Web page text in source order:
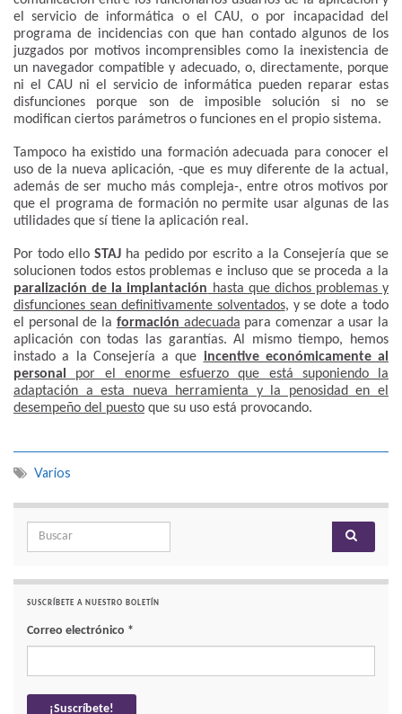
el servicio de informática o el CAU, o por incapacidad del
programa de incidencias con que han contado algunos de los
juzgados por motivos incomprensibles como la inexistencia de
un navegador compatible y adecuado, o, directamente, porque
ni el CAU ni el servicio de informática pueden reparar estas
disfunciones porque son de imposible solución si no se
modifican ciertos parámetros o funciones en el propio sistema.
Tampoco ha existido una formación adecuada para conocer el
uso de la nueva aplicación, -que es muy diferente de la actual,
además de ser mucho más compleja-, entre otros motivos por
que el programa de formación no permite usar algunas de las
utilidades que sí tiene la aplicación real.
Por todo ello STAJ ha pedido por escrito a la Consejería que se
solucionen todos estos problemas e incluso que se proceda a la
paralización de la implantación hasta que dichos problemas y
disfunciones sean definitivamente solventados, y se dote a todo
el personal de la formación adecuada para comenzar a usar la
aplicación con todas las garantías. Al mismo tiempo, hemos
instado a la Consejería a que incentive económicamente al
personal por el enorme esfuerzo que está suponiendo la
adaptación a esta nueva herramienta y la penosidad en el
desempeño del puesto que su uso está provocando.
Varios
Search for:
SUSCRÍBETE A NUESTRO BOLETÍN
Correo electrónico *